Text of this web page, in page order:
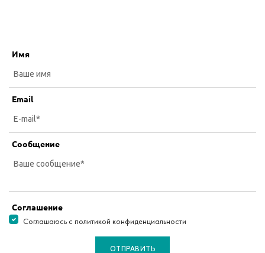
Имя
Email
Сообщение
Соглашение
Соглашаюсь с политикой конфиденциальности
ОТПРАВИТЬ